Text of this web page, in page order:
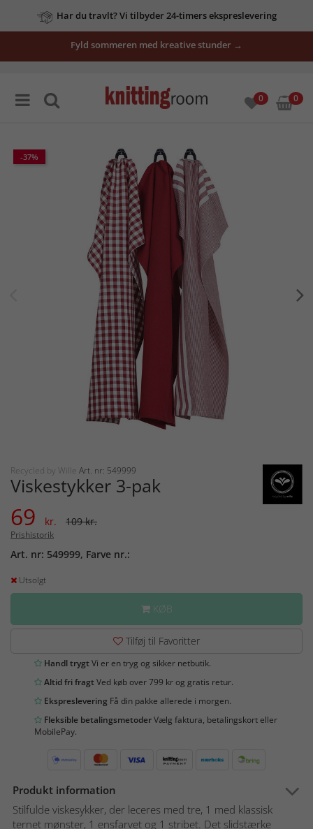
Har du travlt? Vi tilbyder 24-timers ekspreslevering
Fyld sommeren med kreative stunder →
0 0
-37%
Recycled by Wille Art. nr: 549999
Viskestykker 3-pak
69 kr. 109 kr.
Prishistorik
Art. nr: 549999, Farve nr.:
Utsolgt
KØB
Tilføj til Favoritter
Handl trygtVi er en tryg og sikker netbutik.
Altid fri fragtVed køb over 799 kr og gratis retur.
Ekspreslevering Få din pakke allerede i morgen.
Fleksible betalingsmetoderVælg faktura, betalingskort eller
MobilePay.
Produkt information
Stilfulde viskesykker, der leceres med tre, 1 med klassisk
ternet mønster, 1 ensfarvet og 1 stribet. Det slidstærke